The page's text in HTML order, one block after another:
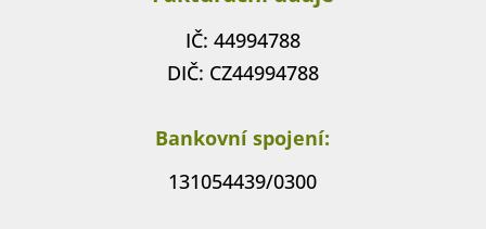
IČ: 44994788
DIČ: CZ44994788
Bankovní spojení:
131054439/0300